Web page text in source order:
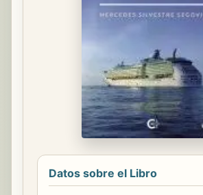
Datos sobre el Libro